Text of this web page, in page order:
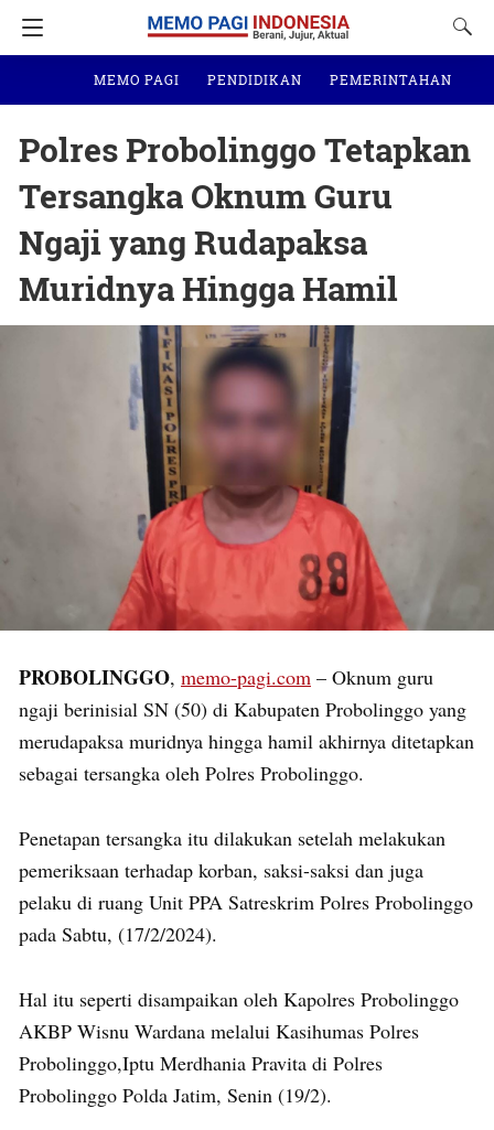
MEMO PAGI PENDIDIKAN PEMERINTAHAN
Polres Probolinggo Tetapkan
Tersangka Oknum Guru
Ngaji yang Rudapaksa
Muridnya Hingga Hamil
PROBOLINGGO, memo-pagi.com – Oknum guru
ngaji berinisial SN (50) di Kabupaten Probolinggo yang
merudapaksa muridnya hingga hamil akhirnya ditetapkan
sebagai tersangka oleh Polres Probolinggo.
Penetapan tersangka itu dilakukan setelah melakukan
pemeriksaan terhadap korban, saksi-saksi dan juga
pelaku di ruang Unit PPA Satreskrim Polres Probolinggo
pada Sabtu, (17/2/2024).
Hal itu seperti disampaikan oleh Kapolres Probolinggo
AKBP Wisnu Wardana melalui Kasihumas Polres
Probolinggo,Iptu Merdhania Pravita di Polres
Probolinggo Polda Jatim, Senin (19/2).